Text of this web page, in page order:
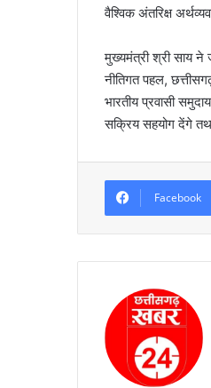
वैश्विक अंतरिक्ष
मुख्यमंत्री श्री साय ने
नीतिगत पहल,
भारतीय प्रवासी
सक्रिय सहयोग देंगे
Facebook